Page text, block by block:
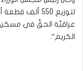
لتوزيع 550
عراقيَّة الحقَّ في مسكن
الكريم”.